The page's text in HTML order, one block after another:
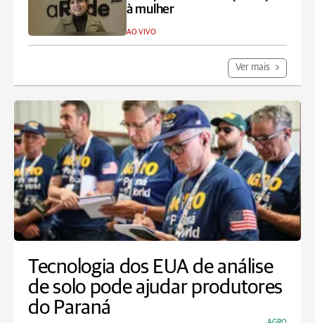
à mulher
AO VIVO
Ver mais
Tecnologia dos EUA de análise
de solo pode ajudar produtores
do Paraná